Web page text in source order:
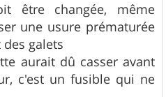
être changée, même
une usure prématurée
galets
aurait dû casser avant
c'est un fusible qui ne